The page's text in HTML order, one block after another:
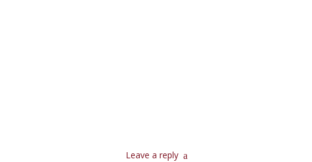
Leave a reply